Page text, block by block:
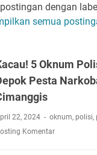
dengan
semua
5 Oknum
Pesta
22, 2024 oknum, polisi,
Komentar